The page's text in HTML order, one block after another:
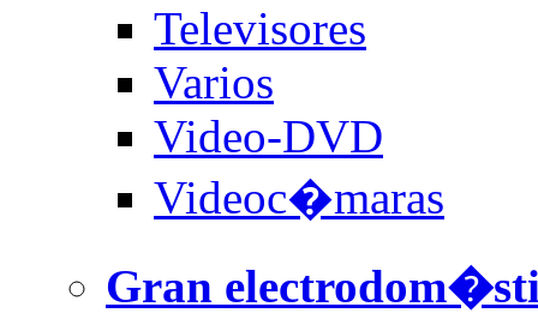
Televisores
Varios
Video-DVD
Videoc�maras
Gran